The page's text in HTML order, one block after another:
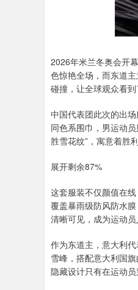
2026年米兰冬奥会开
色惊艳全场，而东道
碰撞，让全球观众看到
中国代表团此次的出
同色系围巾，男运动
胜雪花纹”，寓意着胜
展开剩余87%
这套服装不仅颜值在
覆盖暴雨级防风防水
清晰可见，成为运动员
作为东道主，意大利
雪峰，搭配意大利国
隐藏设计只有在运动员